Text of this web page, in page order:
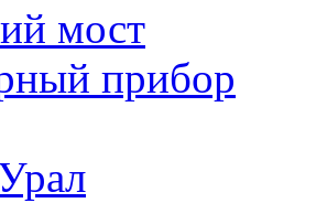
мост
прибор